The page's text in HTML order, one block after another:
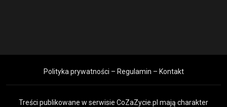
Polityka prywatności – Regulamin – Kontakt
Treści publikowane w serwisie CoZaZycie.pl mają charakter